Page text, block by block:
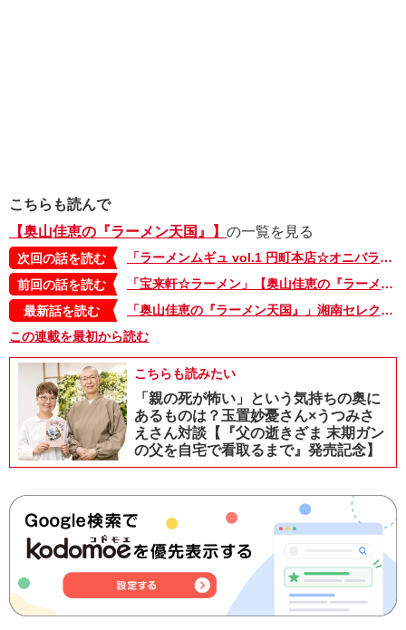
こちらも読んで
【奥山佳恵の『ラーメン天国』】 の一覧を見る
次回の話を読む
「ラーメンムギュ vol.1 円町本店☆オニバラ白」【奥山佳恵の『ラーメン天国』第百十七回】
前回の話を読む
「宝来軒☆ラーメン」【奥山佳恵の『ラーメン天国』第百十五回】
最新話を読む
「奥山佳恵の『ラーメン天国』」湘南セレクション・2。本日最終日！ 湘南でラーメン原画展を開催中
この連載を最初から読む
こちらも読みたい
「親の死が怖い」という気持ちの奥に
あるものは？玉置妙憂さん×うつみさ
えさん対談【『父の逝きざま 末期ガン
の父を自宅で看取るまで』発売記念】